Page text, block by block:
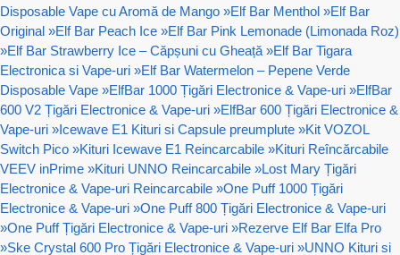
Disposable Vape cu Aromă de Mango »Elf Bar Menthol »Elf Bar
Original »Elf Bar Peach Ice »Elf Bar Pink Lemonade (Limonada Roz)
»Elf Bar Strawberry Ice – Căpșuni cu Gheață »Elf Bar Tigara
Electronica si Vape-uri »Elf Bar Watermelon – Pepene Verde
Disposable Vape »ElfBar 1000 Țigări Electronice & Vape-uri »ElfBar
600 V2 Țigări Electronice & Vape-uri »ElfBar 600 Țigări Electronice &
Vape-uri »Icewave E1 Kituri si Capsule preumplute »Kit VOZOL
Switch Pico »Kituri Icewave E1 Reincarcabile »Kituri Reîncărcabile
VEEV inPrime »Kituri UNNO Reincarcabile »Lost Mary Țigări
Electronice & Vape-uri Reincarcabile »One Puff 1000 Țigări
Electronice & Vape-uri »One Puff 800 Țigări Electronice & Vape-uri
»One Puff Țigări Electronice & Vape-uri »Rezerve Elf Bar Elfa Pro
»Ske Crystal 600 Pro Țigări Electronice & Vape-uri »UNNO Kituri si